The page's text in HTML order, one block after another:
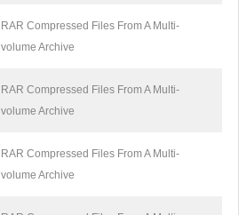
RAR Compressed Files From A Multi-
volume Archive
RAR Compressed Files From A Multi-
volume Archive
RAR Compressed Files From A Multi-
volume Archive